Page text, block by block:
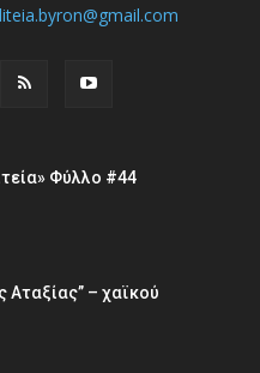
Φύλλο #44
Αταξίας” – χαϊκού